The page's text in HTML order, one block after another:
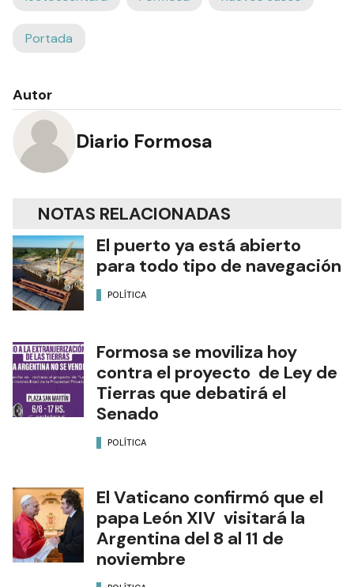
Portada
Autor
Diario Formosa
NOTAS RELACIONADAS
El puerto ya está abierto
para todo tipo de navegación
POLÍTICA
Formosa se moviliza hoy
contra el proyecto de Ley de
Tierras que debatirá el
Senado
POLÍTICA
El Vaticano confirmó que el
papa León XIV visitará la
Argentina del 8 al 11 de
noviembre